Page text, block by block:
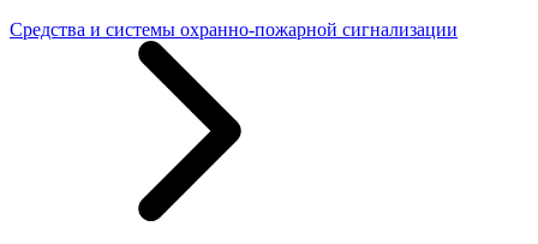
Средства и системы охранно-пожарной сигнализации